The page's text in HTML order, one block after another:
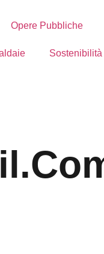
Opere Pubbliche
Sostenibilità